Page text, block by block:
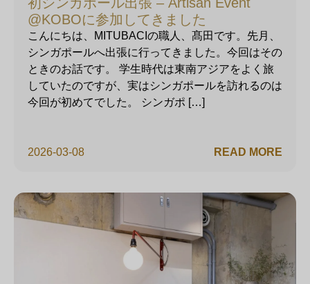
@KOBOに参加してきました
2026-03-08
こんにちは、MITUBACIの職人、髙田です。先月、
シンガポールへ出張に行ってきました。今回はその
ときのお話です。 学生時代は東南アジアをよく旅
していたのですが、実はシンガポールを訪れるのは
今回が初めてでした。 シンガポ […]
READ MORE